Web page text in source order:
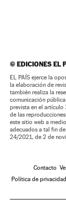
©EDICIONES EL
EL PAÍS ejerce la
la elaboración de
también realiza la
comunicación
prevista en el artículo
de las
este sitio web a
adecuados a tal fin
24/2021, de 2 de
Contacto
Política de privacidad